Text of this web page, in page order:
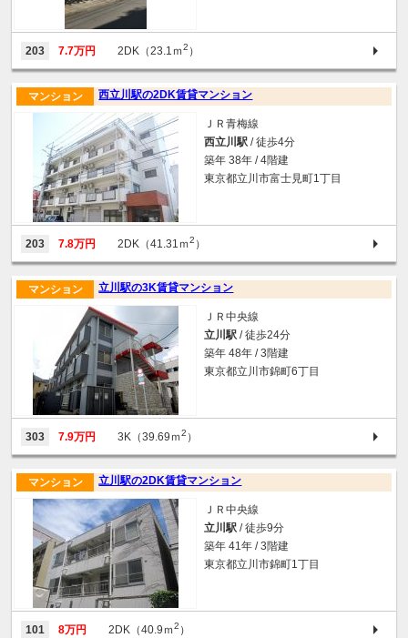
203 7.7万円 2DK（23.1ｍ2 ）
西立川駅の2DK賃貸マンション
マンション
ＪＲ青梅線
西立川駅 / 徒歩4分
築年 38年 / 4階建
東京都立川市富士見町1丁目
203 7.8万円 2DK（41.31ｍ2 ）
立川駅の3K賃貸マンション
マンション
ＪＲ中央線
立川駅 / 徒歩24分
築年 48年 / 3階建
東京都立川市錦町6丁目
303 7.9万円 3K（39.69ｍ2 ）
立川駅の2DK賃貸マンション
マンション
ＪＲ中央線
立川駅 / 徒歩9分
築年 41年 / 3階建
東京都立川市錦町1丁目
101 8万円 2DK（40.9ｍ2 ）